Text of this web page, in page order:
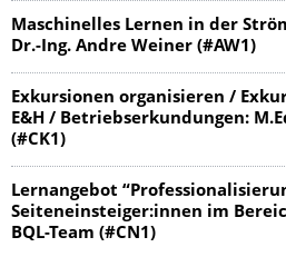
Maschinelles Lernen in der
Dr.-Ing. Andre Weiner (#AW1)
Exkursionen organisieren /
E&H / Betriebserkun­dungen:
(#CK1)
Lernangebot
Seiteneinstei­ger:innen im
BQL-Team (#CN1)